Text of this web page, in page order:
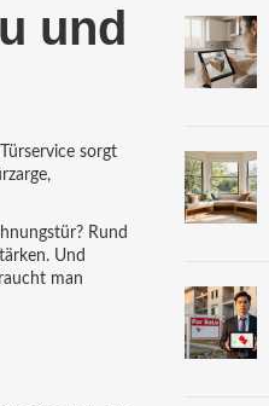
und
sorgt
Rund
Und
man